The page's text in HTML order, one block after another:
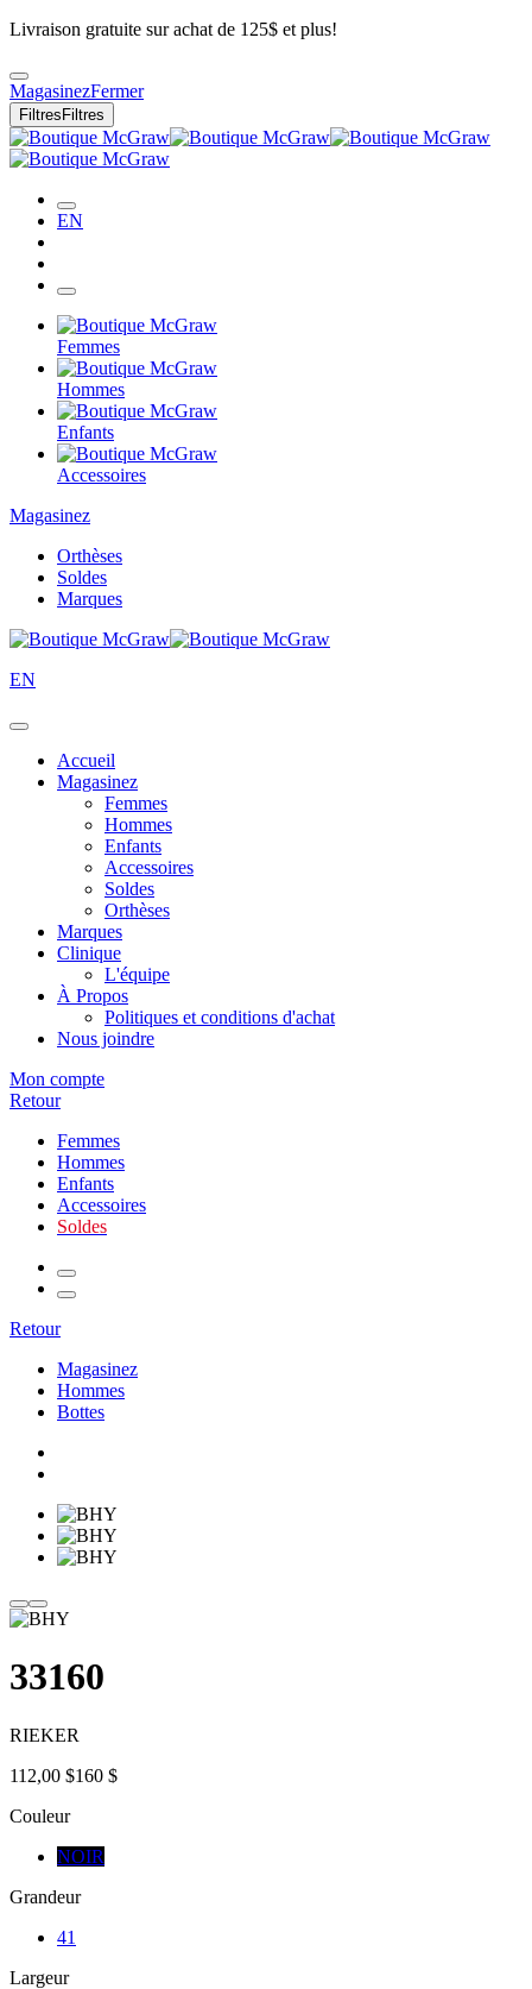
Livraison gratuite sur achat de 125$ et plus!
MagasinezFermer
Filtres Filtres
EN
Femmes
Hommes
Enfants
Accessoires
Magasinez
Orthèses
Soldes
Marques
EN
Accueil
Magasinez
Femmes
Hommes
Enfants
Accessoires
Soldes
Orthèses
Marques
Clinique
L'équipe
À Propos
Politiques et conditions d'achat
Nous joindre
Mon compte
Retour
Femmes
Hommes
Enfants
Accessoires
Soldes
Retour
Magasinez
Hommes
Bottes
33160
RIEKER
112,00 $160 $
Couleur
NOIR
Grandeur
41
Largeur